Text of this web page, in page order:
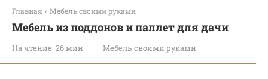
Главная » Мебель своими руками
Мебель из поддонов и паллет для дачи
На чтение: 26 мин Мебель своими руками